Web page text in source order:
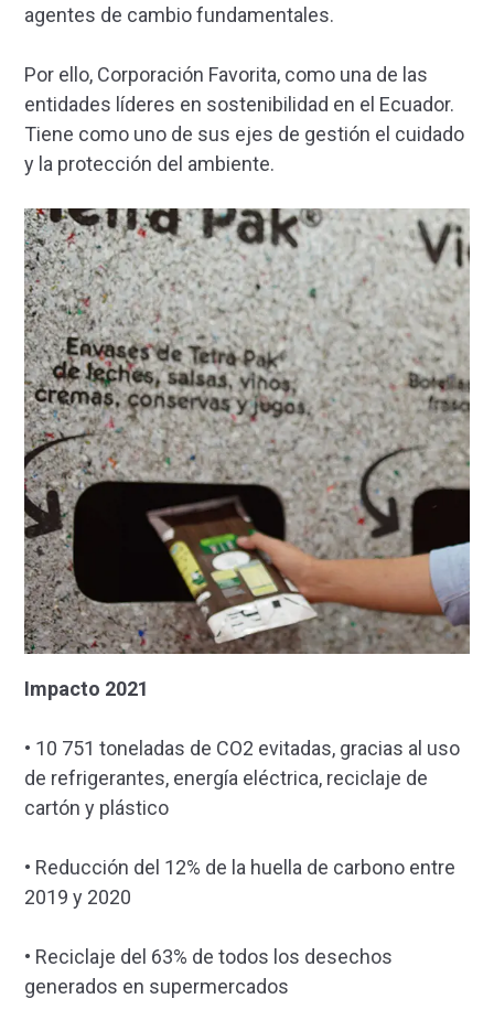
agentes de cambio fundamentales.
Por ello, Corporación Favorita, como una de las
entidades líderes en sostenibilidad en el Ecuador.
Tiene como uno de sus ejes de gestión el cuidado
y la protección del ambiente.
Impacto 2021
• 10 751 toneladas de CO2 evitadas, gracias al uso
de refrigerantes, energía eléctrica, reciclaje de
cartón y plástico
• Reducción del 12% de la huella de carbono entre
2019 y 2020
• Reciclaje del 63% de todos los desechos
generados en supermercados